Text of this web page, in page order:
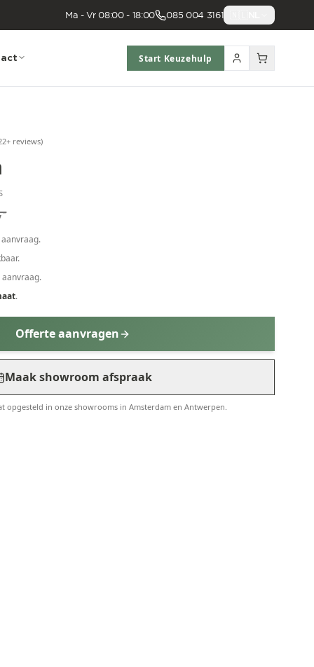
Ma - Vr 08:00 - 18:00 085 004 3161
Start Keuzehulp
+ reviews)
.
Offerte aanvragen
Maak showroom afspraak
opgesteld in onze showrooms in Amsterdam en Antwerpen.